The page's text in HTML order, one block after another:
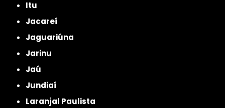
Itu
Jacareí
Jaguariúna
Jarinu
Jaú
Jundiaí
Laranjal Paulista